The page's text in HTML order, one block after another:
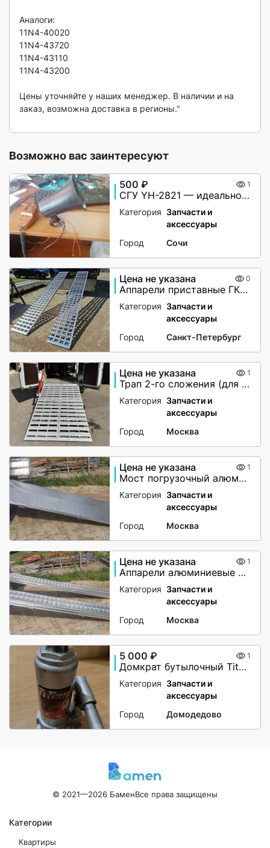
Аналоги:
11N4-40020
11N4-43720
11N4-43110
11N4-43200
Цены уточняйте у наших менеджер. В наличии и на
заказ, возможна доставка в регионы."
Возможно вас заинтересуют
500 ₽ 1
СГУ YH-2821 — идеальное решение для вашей автомашины!
Категория Запчасти и
аксессуары
Город
Сочи
Цена не указана 0
Аппарели приставные ГКА 5.350.40 2/3
Категория Запчасти и
аксессуары
Город
Санкт-Петербург
Цена не указана 1
Трап 2-го сложения (для мото-вездеходов) не поворотный
Категория Запчасти и
аксессуары
Город
Москва
Цена не указана 1
Мост погрузочный алюминиевый
Категория Запчасти и
аксессуары
Город
Москва
Цена не указана 1
Аппарели алюминиевые 6000 кг
Категория Запчасти и
аксессуары
Город
Москва
5 000 ₽ 1
Домкрат бутылочный Titan 4т (180 — 350 мм)
Категория Запчасти и
аксессуары
Город
Домодедово
© 2021—2026 БаменВсе права защищены
Категории
Квартиры